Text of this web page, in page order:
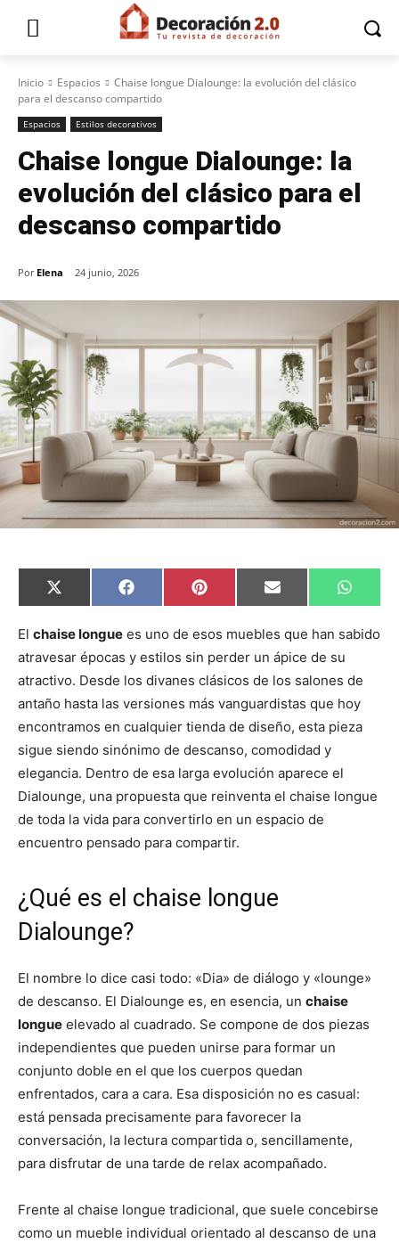
Inicio Espacios
Chaise longue Dialounge: la evolución del clásico
para el descanso compartido
Espacios Estilos decorativos
Chaise longue Dialounge: la
evolución del clásico para el
descanso compartido
Por Elena 24 junio, 2026
C
o
p
r
i
r
e
n
X
(
w
t
t
e
r
)
C
o
p
r
i
r
e
n
F
a
e
o
o
k
C
o
p
r
t
i
r
e
n
P
i
t
r
e
s
t
C
o
p
r
i
r
e
n
E
m
i
C
o
p
t
i
r
e
n
W
h
t
p
p
El chaise longue es uno de esos muebles que han sabido
atravesar épocas y estilos sin perder un ápice de su
atractivo. Desde los divanes clásicos de los salones de
antaño hasta las versiones más vanguardistas que hoy
encontramos en cualquier tienda de diseño, esta pieza
sigue siendo sinónimo de descanso, comodidad y
elegancia. Dentro de esa larga evolución aparece el
Dialounge, una propuesta que reinventa el chaise longue
de toda la vida para convertirlo en un espacio de
encuentro pensado para compartir.
¿Qué es el chaise longue
Dialounge?
El nombre lo dice casi todo: «Dia» de diálogo y «lounge»
de descanso. El Dialounge es, en esencia, un chaise
longue elevado al cuadrado. Se compone de dos piezas
independientes que pueden unirse para formar un
conjunto doble en el que los cuerpos quedan
enfrentados, cara a cara. Esa disposición no es casual:
está pensada precisamente para favorecer la
conversación, la lectura compartida o, sencillamente,
para disfrutar de una tarde de relax acompañado.
Frente al chaise longue tradicional, que suele concebirse
como un mueble individual orientado al descanso de una